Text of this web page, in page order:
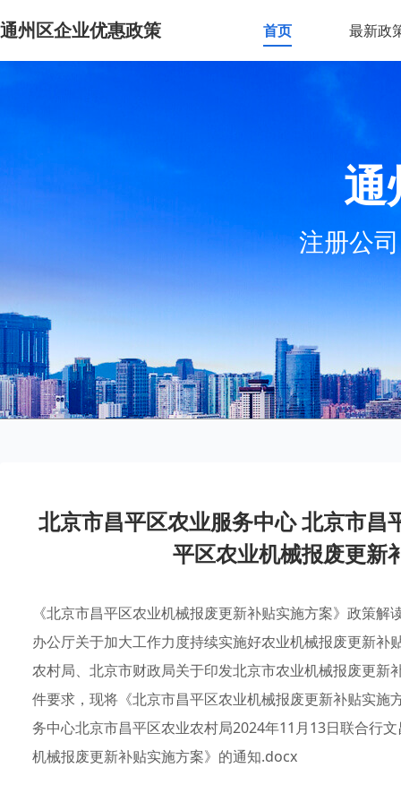
通州区企业优惠政策 首页 最新政
通
注册公
北京市昌平区农业服务中心 北京市
平区农业机械报废更新
《北京市昌平区农业机械报废更新补贴实施方案》政策
办公厅关于加大工作力度持续实施好农业机械报废更新
农村局、北京市财政局关于印发北京市农业机械报废更
件要求，现将《北京市昌平区农业机械报废更新补贴实
务中心北京市昌平区农业农村局2024年11月13日联合行
机械报废更新补贴实施方案》的通知.docx